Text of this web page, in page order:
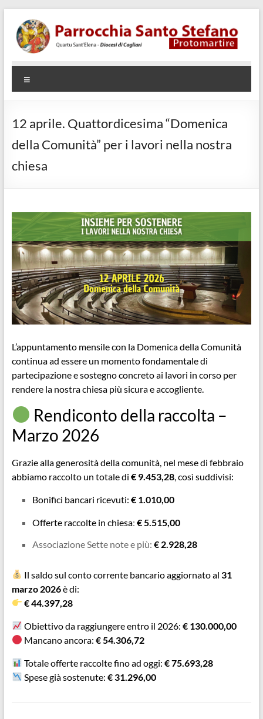
contenuto
Parrocchia
Santo
Stefano
Protomartire
Quartu
SantElena
– Diocesi
12 aprile. Quattordicesima “Domenica
della Comunità” per i lavori nella nostra
chiesa
L’appuntamento mensile con la Domenica della Comunità
continua ad essere un momento fondamentale di
partecipazione e sostegno concreto ai lavori in corso per
rendere la nostra chiesa più sicura e accogliente.
Rendiconto della raccolta –
Marzo 2026
Grazie alla generosità della comunità, nel mese di febbraio
abbiamo raccolto un totale di € 9.453,28, così suddivisi:
Bonifici bancari ricevuti: € 1.010,00
Offerte raccolte in chiesa: € 5.515,00
Associazione Sette note e più: € 2.928,28
Il saldo sul conto corrente bancario aggiornato al 31
marzo 2026è di:
€44.397,28
Obiettivo da raggiungere entro il 2026: € 130.000,00
Mancano ancora: € 54.306,72
Totale offerte raccolte fino ad oggi: €75.693,28
Spese già sostenute: € 31.296,00